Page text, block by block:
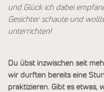
und Glück ich dabei
Gesichter schaute und
unterrichten!
Du übst inzwischen seit
wir durften bereits eine
praktizieren. Gibt es etwas,